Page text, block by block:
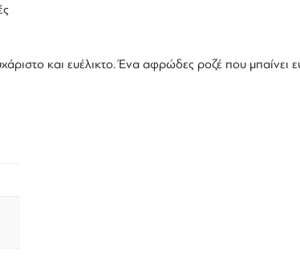
και ευέλικτο. Ένα αφρώδες ροζέ που μπαίνει